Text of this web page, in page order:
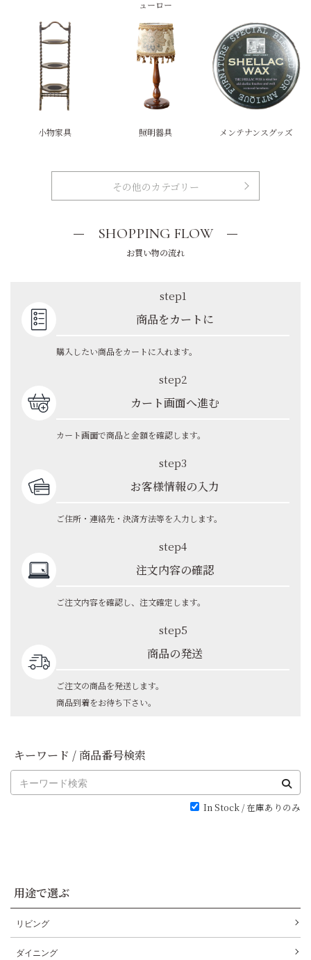
ューロー
小物家具 照明器具 メンテナンスグッズ
その他のカテゴリー
SHOPPING FLOW
お買い物の流れ
step1
商品をカートに
購入したい商品をカートに入れます。
step2
カート画面へ進む
カート画面で商品と金額を確認します。
step3
お客様情報の入力
ご住所・連絡先・決済方法等を入力します。
step4
注文内容の確認
ご注文内容を確認し、注文確定します。
step5
商品の発送
ご注文の商品を発送します。
商品到着をお待ち下さい。
キーワード / 商品番号検索
In Stock / 在庫ありのみ
用途で選ぶ
リビング
ダイニング